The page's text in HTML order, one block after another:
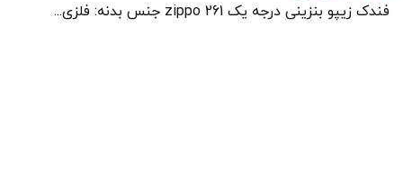
فندک زیپو بنزینی درجه یک zippo 261 جنس بدنه: فلزی...